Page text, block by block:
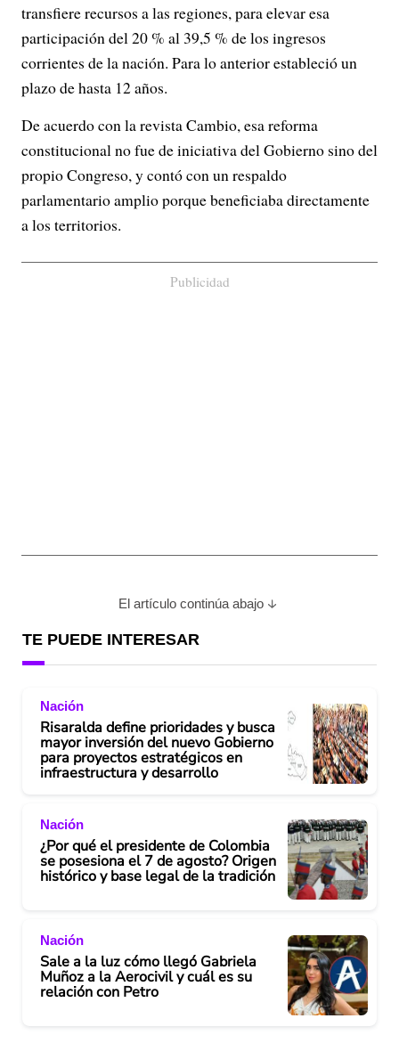
transfiere recursos a las regiones, para elevar esa
participación del 20 % al 39,5 % de los ingresos
corrientes de la nación. Para lo anterior estableció un
plazo de hasta 12 años.
De acuerdo con la revista Cambio, esa reforma
constitucional no fue de iniciativa del Gobierno sino del
propio Congreso, y contó con un respaldo
parlamentario amplio porque beneficiaba directamente
a los territorios.
Publicidad
El artículo continúa abajo
TE PUEDE INTERESAR
Nación
Risaralda define prioridades y busca
mayor inversión del nuevo Gobierno
para proyectos estratégicos en
infraestructura y desarrollo
Nación
¿Por qué el presidente de Colombia
se posesiona el 7 de agosto? Origen
histórico y base legal de la tradición
Nación
Sale a la luz cómo llegó Gabriela
Muñoz a la Aerocivil y cuál es su
relación con Petro